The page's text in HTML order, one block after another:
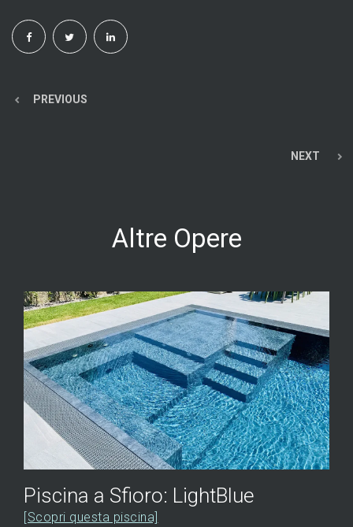
PREVIOUS
NEXT
Altre Opere
Piscina a Sfioro: LightBlue
[Scopri questa piscina]